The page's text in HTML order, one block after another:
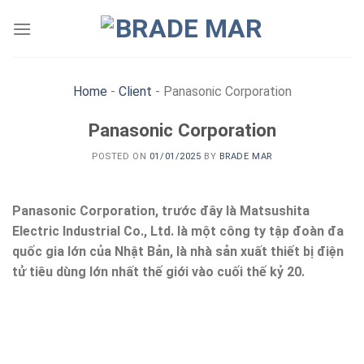
Home - Client - Panasonic Corporation
Panasonic Corporation
POSTED ON 01/01/2025 BY BRADE MAR
Panasonic Corporation, trước đây là Matsushita
Electric Industrial Co., Ltd. là một công ty tập đoàn đa
quốc gia lớn của Nhật Bản, là nhà sản xuất thiết bị điện
tử tiêu dùng lớn nhất thế giới vào cuối thế kỷ 20.